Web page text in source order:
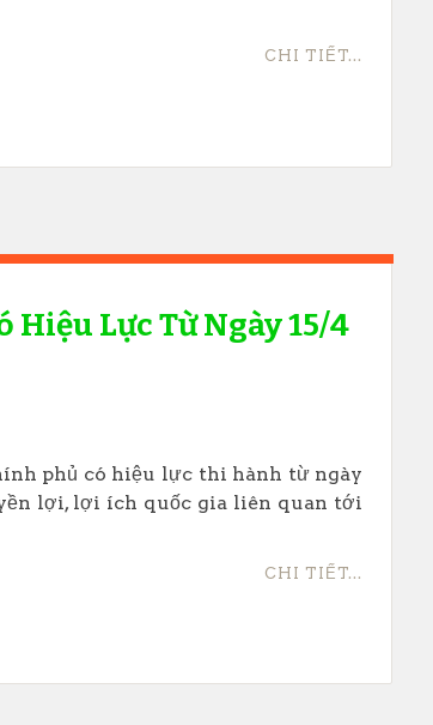
CHI TIẾT...
Hiệu Lực Từ Ngày 15/4
phủ có hiệu lực thi hành từ ngày
lợi, lợi ích quốc gia liên quan tới
CHI TIẾT...